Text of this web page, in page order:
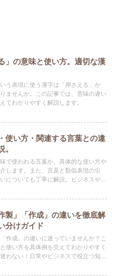
」の意味と使い方。適切な漢
う表現に使う漢字は「押さえる」か
ませんか。この記事では、意味の違い
てわかりやすく解説します。
使い方・関連する言葉との違
。
で使われる言葉か、具体的な使い方や
します。また、言及と類似表現の引
についても丁寧に解説。ビジネスや日
製」「作成」の違いを徹底解
分けガイド
作成」の違いに迷っていませんか？こ
使い方を具体例を交えてわかりやすく
わない！日常やビジネスで役立つ知識